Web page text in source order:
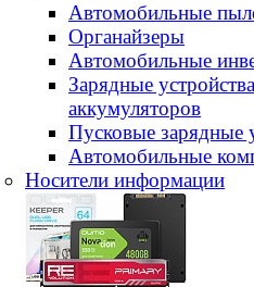
Автомобильные
Органайзеры
Автомобильные
Зарядные
аккумуляторов
Пусковые зарядные
Автомобильные
Носители информации